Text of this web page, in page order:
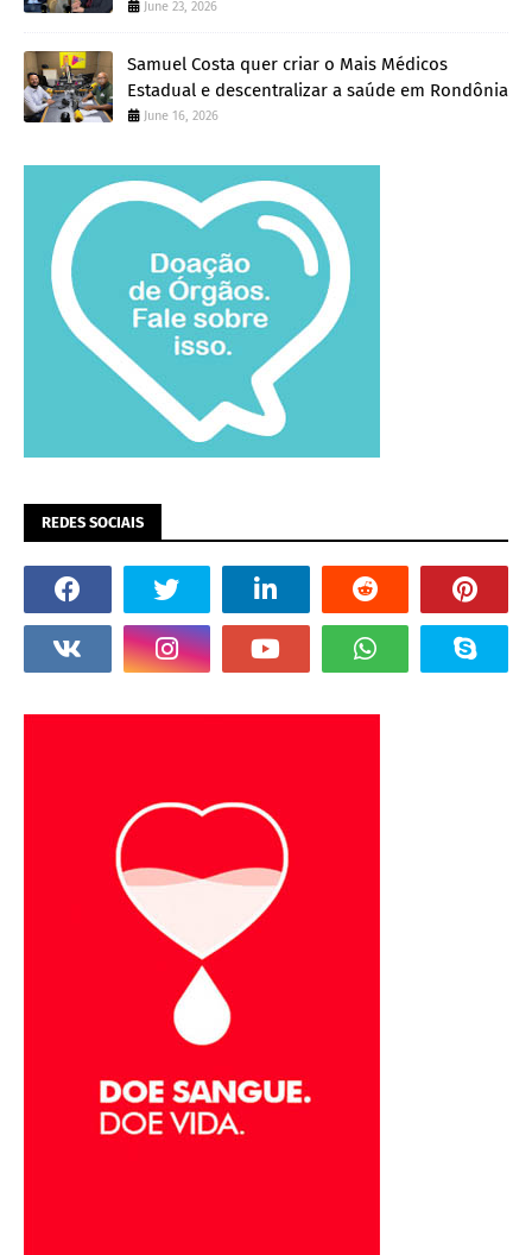
June 23, 2026
Samuel Costa quer criar o Mais Médicos
Estadual e descentralizar a saúde em Rondônia
June 16, 2026
REDES SOCIAIS